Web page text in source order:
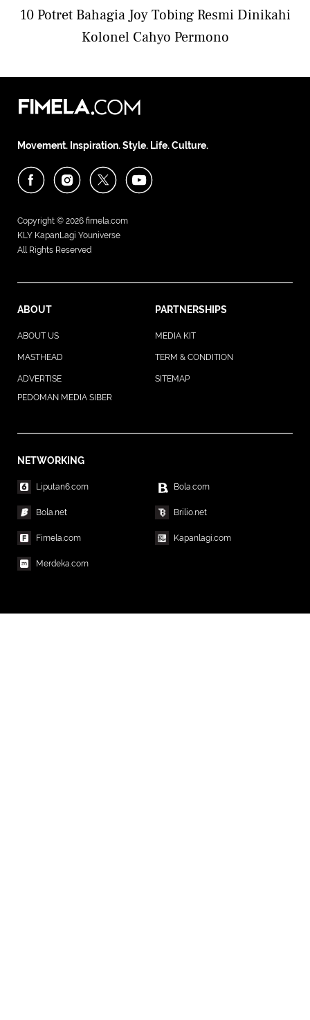
10 Potret Bahagia Joy Tobing Resmi Dinikahi
Kolonel Cahyo Permono
Movement. Inspiration. Style. Life. Culture.
Copyright © 2026 fimela.com
KLY KapanLagi Youniverse
All Rights Reserved
ABOUT PARTNERSHIPS
ABOUT US MEDIA KIT
MASTHEAD TERM & CONDITION
ADVERTISE
SITEMAP
PEDOMAN MEDIA SIBER
NETWORKING
Liputan6.com Bola.com
Bola.net Brilio.net
Fimela.com Kapanlagi.com
Merdeka.com